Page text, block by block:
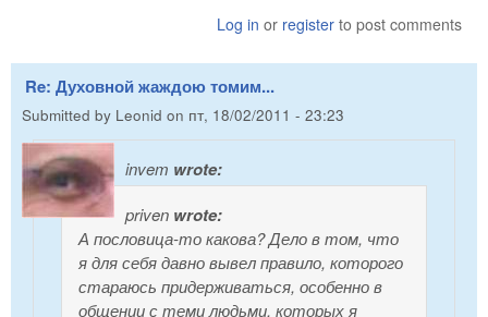
Log in or register to post comments
Re: Духовной жаждою томим...
Submitted by Leonid on пт, 18/02/2011 - 23:23
invem wrote:
priven wrote:
А пословица-то какова? Дело в том, что
я для себя давно вывел правило, которого
стараюсь придерживаться, особенно в
общении с теми людьми, которых я